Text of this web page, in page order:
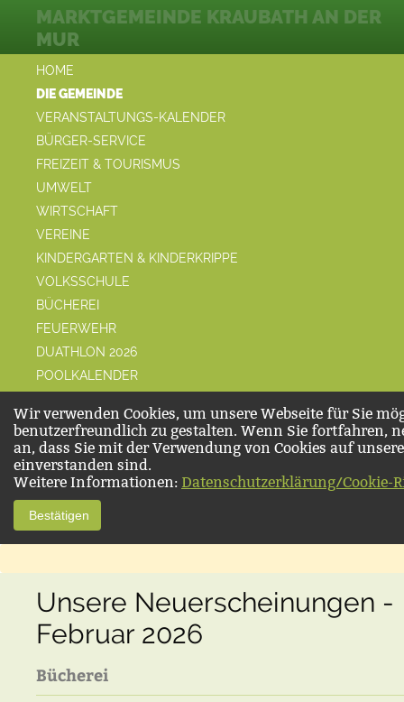
HOME
DIE GEMEINDE
VERANSTALTUNGS-KALENDER
BÜRGER-SERVICE
FREIZEIT & TOURISMUS
UMWELT
WIRTSCHAFT
VEREINE
KINDERGARTEN & KINDERKRIPPE
VOLKSSCHULE
BÜCHEREI
FEUERWEHR
DUATHLON 2026
POOLKALENDER
MARKTGEMEINDE KRAUBATH AN DER
MUR
Wir verwenden Cookies, um unsere Webseite für Sie
benutzerfreundlich zu gestalten. Wenn Sie fortfahren,
an, dass Sie mit der Verwendung von Cookies auf
einverstanden sind.
Weitere Informationen: Datenschutzerklärung/Cookie-
Bestätigen
Unsere Neuerscheinungen -
Februar 2026
Bücherei